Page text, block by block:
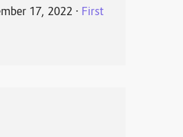
17, 2022 ⋅ First